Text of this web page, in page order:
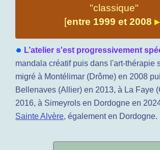
"classique"
[entre 1999 et 2008
L’atelier s'est progressivement
mandala créatif puis dans l'art-thérapie
migré à Montélimar (Drôme) en 2008
Bellenaves (Allier) en 2013, à La Faye
2016, à Simeyrols en Dordogne en
Sainte Alvère, également en Dordogne.